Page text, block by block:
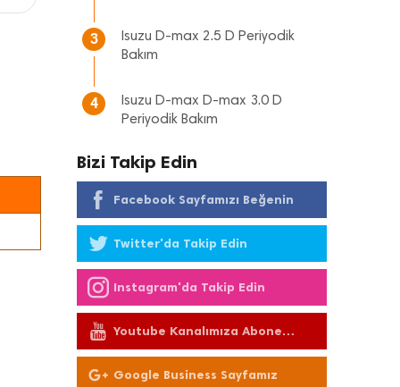
3
Isuzu D-max 2.5 D Periyodik
Bakım
4
Isuzu D-max D-max 3.0 D
Periyodik Bakım
Bizi Takip Edin
Facebook Sayfamızı Beğenin
Twitter'da Takip Edin
Instagram'da Takip Edin
Youtube Kanalımıza Abone
Olun
Google Business Sayfamız